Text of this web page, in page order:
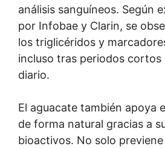
análisis sanguíneos. Según
por Infobae y Clarin, se
los triglicéridos y
incluso tras periodos cortos
diario.
El aguacate también apoya
de forma natural gracias a
bioactivos. No solo